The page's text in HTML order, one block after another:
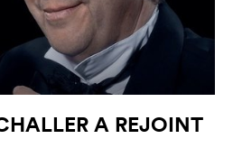
A REJOINT